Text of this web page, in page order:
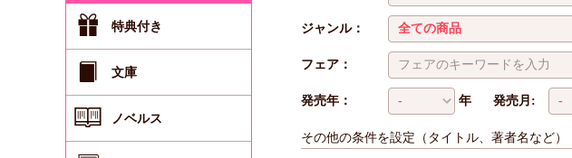
特典付き
文庫
ノベルス
ジャンル：
フェア：
発売年： 年 発売月:
その他の条件を設定（タイトル、著者名など）